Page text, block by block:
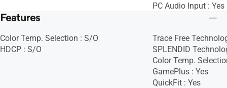
PC Audio Input : Yes
Features
Color Temp. Selection : S/O
HDCP : S/O
Trace Free
SPLENDID
Color Temp.
GamePlus : Yes
QuickFit : Yes